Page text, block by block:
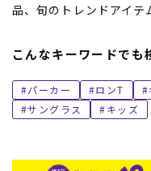
品、旬のトレンドアイテ
こんなキーワードでも
パーカー ロンT
サングラス
キッズ